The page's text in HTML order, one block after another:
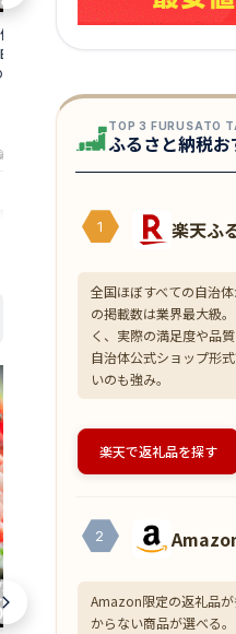
ミニサイズ 海
【冷蔵便】美
ギフト
：美味食卓さくだ屋
おまかせ 製造元
の日 ギフト
3,500円～
★★★★★ 4.18
TOP 3 FURUSATO
ふるさと納税
1 楽天ふ
全国ほぼすべての自治
の掲載数は業界最大級
く、実際の満足度や品
自治体公式ショップ形
いのも強み。
楽天で返礼品を探す
2
Amazon限定の返礼品
からない商品が選べる